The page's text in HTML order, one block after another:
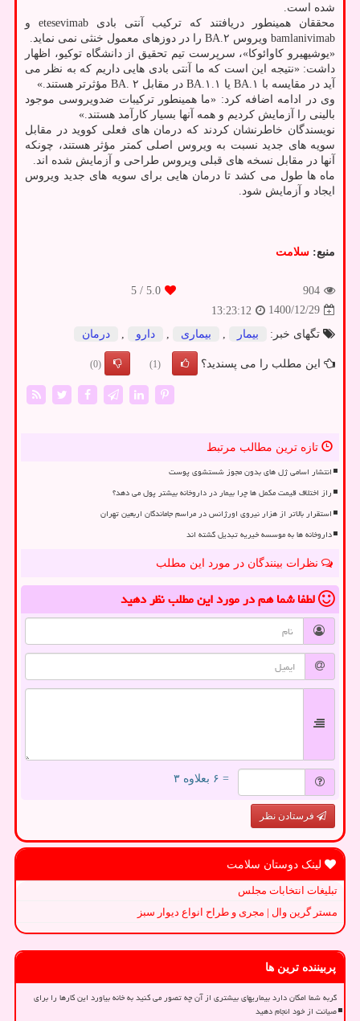
شده است.
محققان همینطور دریافتند که ترکیب آنتی بادی etesevimab و
bamlanivimab ویروس BA.۲ را در دوزهای معمول خنثی نمی نماید.
«یوشیهیرو کاوائوکا»، سرپرست تیم تحقیق از دانشگاه توکیو، اظهار
داشت: «نتیجه این است که ما آنتی بادی هایی داریم که به نظر می
آید در مقایسه با BA.۱ یا BA.۱.۱ در مقابل BA. ۲ مؤثرتر هستند.»
وی در ادامه اضافه کرد: «ما همینطور ترکیبات ضدویروسی موجود
بالینی را آزمایش کردیم و همه آنها بسیار کارآمد هستند.»
نویسندگان خاطرنشان کردند که درمان های فعلی کووید در مقابل
سویه های جدید نسبت به ویروس اصلی کمتر مؤثر هستند، چونکه
آنها در مقابل نسخه های قبلی ویروس طراحی و آزمایش شده اند.
ماه ها طول می کشد تا درمان هایی برای سویه های جدید ویروس
ایجاد و آزمایش شود.
منبع: سلامت
904
5.0
/ 5
1400/12/29
13:23:12
تگهای خبر:
بیمار , بیماری , دارو , درمان
این مطلب را می پسندید؟ (1)
(0)
تازه ترین مطالب مرتبط
انتشار اسامی ژل های بدون مجوز شستشوی پوست
راز اختلاف قیمت مکمل ها چرا بیمار در داروخانه بیشتر پول می دهد؟
استقرار بالاتر از هزار نیروی اورژانس در مراسم جاماندگان اربعین تهران
داروخانه ها به موسسه خیریه تبدیل گشته اند
نظرات بینندگان در مورد این مطلب
لطفا شما همدر مورد این مطلبنظر دهید
= ۶ بعلاوه ۳
فرستادن نظر
لینک دوستان سلامت
تبلیغات انتخابات مجلس
مستر گرین وال | مجری و طراح انواع دیوار سبز
پربیننده ترین ها
گربه شما امکان دارد بیماریهای بیشتری از آن چه تصور می کنید به خانه بیاورد این کارها را برای
صیانت از خود انجام دهید